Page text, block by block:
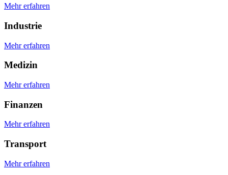
Mehr erfahren
Industrie
Mehr erfahren
Medizin
Mehr erfahren
Finanzen
Mehr erfahren
Transport
Mehr erfahren